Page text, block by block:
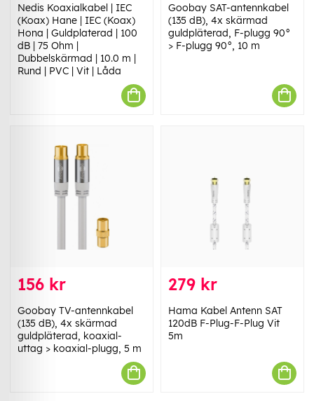
Nedis Koaxialkabel | IEC
(Koax) Hane | IEC (Koax)
Hona | Guldplaterad | 100
dB | 75 Ohm |
Dubbelskärmad | 10.0 m |
Rund | PVC | Vit | Låda
Goobay SAT-antennkabel
(135 dB), 4x skärmad
guldpläterad, F-plugg 90°
> F-plugg 90°, 10 m
156 kr
Goobay TV-antennkabel
(135 dB), 4x skärmad
guldpläterad, koaxial-
uttag > koaxial-plugg, 5 m
279 kr
Hama Kabel Antenn SAT
120dB F-Plug-F-Plug Vit
5m